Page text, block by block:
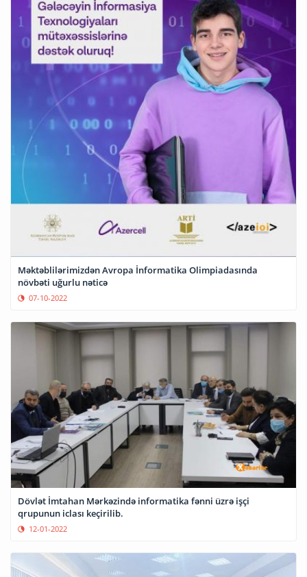
Məktəblilərimizdən Avropa İnformatika Olimpiadasında
növbəti uğurlu nəticə
07-10-2022
Dövlət İmtahan Mərkəzində informatika fənni üzrə işçi
qrupunun iclası keçirilib.
12-01-2022